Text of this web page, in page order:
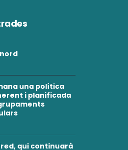
una política
i planificada
qui continuarà